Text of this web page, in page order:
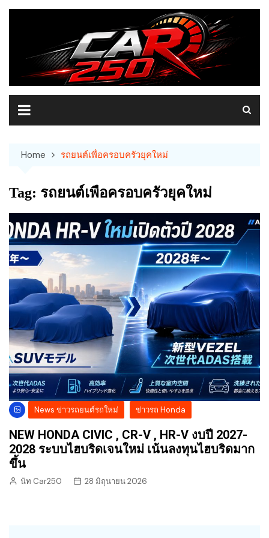
Skip
Home รถยนต์เพื่อครอบครัวยุคใหม่
Tag: รถยนต์เพื่อครอบครัวยุคใหม่
News ข่าวรถยนต์รถใหม่ ข่าวรถ Honda
NEW HONDA CIVIC , CR-V , HR-V งบปี 2027-
2028 ระบบไฮบริดเจนใหม่ เน้นลงทุนไฮบริดมาก
ขึ้น
นัท Car250 28 มิถุนายน 2026